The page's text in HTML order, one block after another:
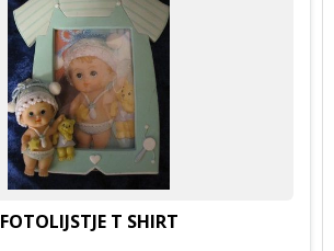
FOTOLIJSTJE T SHIRT